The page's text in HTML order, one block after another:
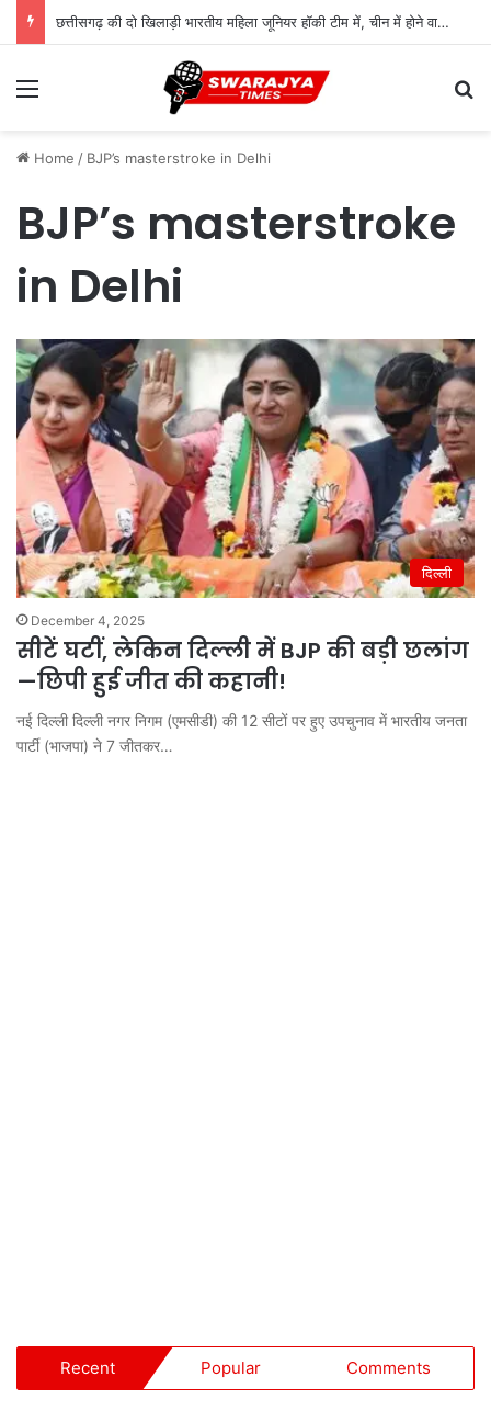
छत्तीसगढ़ की दो खिलाड़ी भारतीय महिला जूनियर हॉकी टीम में, चीन में होने वाले एशिया कप में दिखाएंगी दम
Menu
Home / BJP’s masterstroke in Delhi
BJP’s masterstroke
in Delhi
दिल्ली
December 4, 2025
सीटें घटीं, लेकिन दिल्ली में BJP की बड़ी छलांग
—छिपी हुई जीत की कहानी!
नई दिल्ली दिल्ली नगर निगम (एमसीडी) की 12 सीटों पर हुए उपचुनाव में भारतीय जनता
पार्टी (भाजपा) ने 7 जीतकर…
Recent Popular Comments